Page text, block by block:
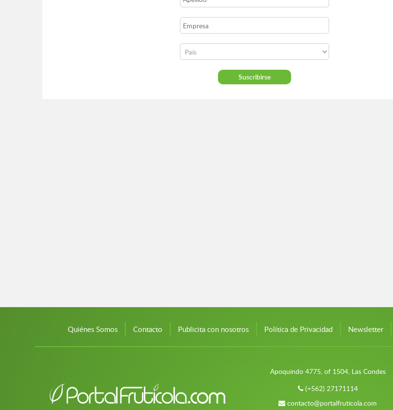
Quiénes Somos Contacto Publicita con nosotros Política de Privacidad Newsletter
Apoquindo 4775, of 1504, Las Condes
(+562) 27171114
contacto@portalfruticola.com